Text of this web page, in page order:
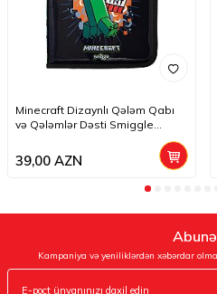
Minecraft Dizaynlı Qələm Qabı
və Qələmlər Dəsti Smiggle
39,00 AZN
Kampaniya və yeniliklərdən xəbərdar